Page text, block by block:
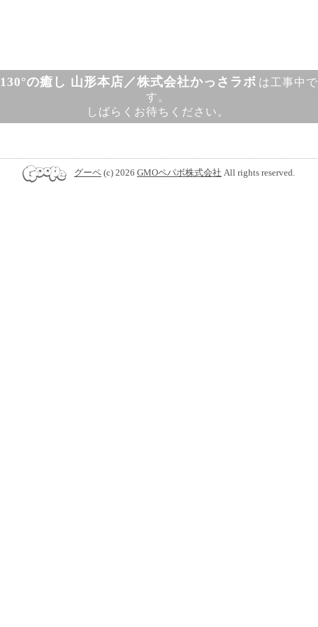
130°の癒し 山形本店／株式会社かっさラボ は工事中で
す。
しばらくお待ちください。
グーペ (c) 2026 GMOペパボ株式会社 All rights reserved.